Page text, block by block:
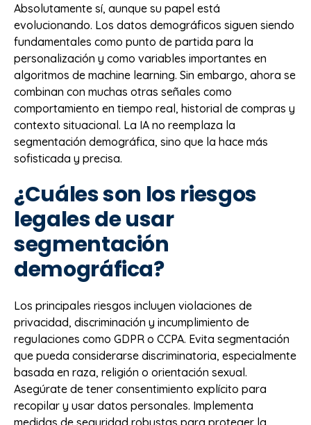
Absolutamente sí, aunque su papel está
evolucionando. Los datos demográficos siguen siendo
fundamentales como punto de partida para la
personalización y como variables importantes en
algoritmos de machine learning. Sin embargo, ahora se
combinan con muchas otras señales como
comportamiento en tiempo real, historial de compras y
contexto situacional. La IA no reemplaza la
segmentación demográfica, sino que la hace más
sofisticada y precisa.
¿Cuáles son los riesgos
legales de usar
segmentación
demográfica?
Los principales riesgos incluyen violaciones de
privacidad, discriminación y incumplimiento de
regulaciones como GDPR o CCPA. Evita segmentación
que pueda considerarse discriminatoria, especialmente
basada en raza, religión o orientación sexual.
Asegúrate de tener consentimiento explícito para
recopilar y usar datos personales. Implementa